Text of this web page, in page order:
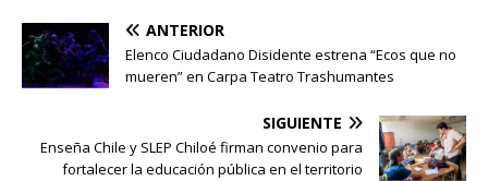
ANTERIOR
Elenco Ciudadano Disidente estrena “Ecos que no
mueren” en Carpa Teatro Trashumantes
SIGUIENTE
Enseña Chile y SLEP Chiloé firman convenio para
fortalecer la educación pública en el territorio